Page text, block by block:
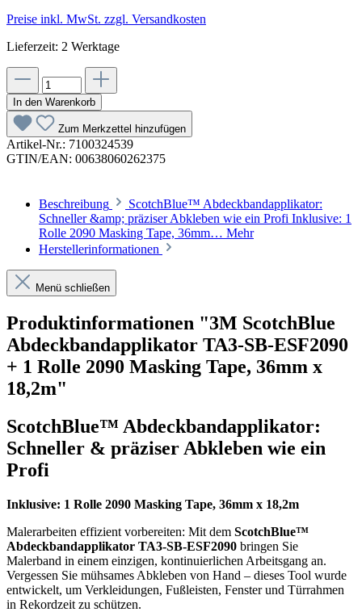
Preise inkl. MwSt. zzgl. Versandkosten
Lieferzeit: 2 Werktage
In den Warenkorb
Zum Merkzettel hinzufügen
Artikel-Nr.: 7100324539
GTIN/EAN: 00638060262375
Beschreibung
ScotchBlue™ Abdeckbandapplikator:
Schneller &amp; präziser Abkleben wie ein Profi Inklusive: 1
Rolle 2090 Masking Tape, 36mm… Mehr
Herstellerinformationen
Menü schließen
Produktinformationen "3M ScotchBlue
Abdeckbandapplikator TA3-SB-ESF2090
+ 1 Rolle 2090 Masking Tape, 36mm x
18,2m"
ScotchBlue™ Abdeckbandapplikator:
Schneller & präziser Abkleben wie ein
Profi
Inklusive: 1 Rolle 2090 Masking Tape, 36mm x 18,2m
Malerarbeiten effizient vorbereiten: Mit dem ScotchBlue™
Abdeckbandapplikator TA3-SB-ESF2090 bringen Sie
Malerband in einem einzigen, kontinuierlichen Arbeitsgang an.
Vergessen Sie mühsames Abkleben von Hand – dieses Tool wurde
entwickelt, um Verkleidungen, Fußleisten, Fenster und Türrahmen
in Rekordzeit zu schützen.